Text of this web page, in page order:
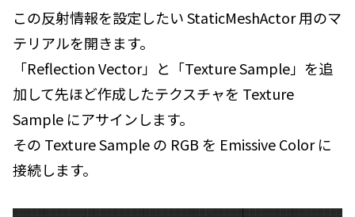
この反射情報を設定したい StaticMeshActor 用のマ
テリアルを開きます。
「Reflection Vector」と「Texture Sample」を追
加して先ほど作成したテクスチャを Texture
Sample にアサインします。
その Texture Sample の RGB を Emissive Color に
接続します。